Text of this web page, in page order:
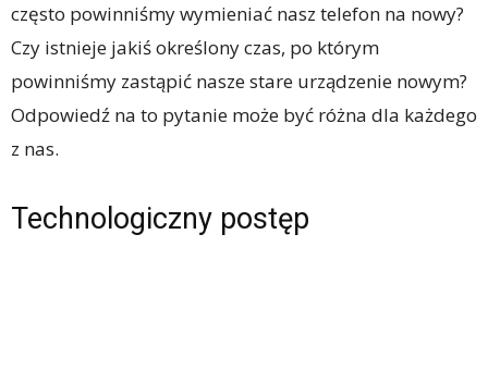
często powinniśmy wymieniać nasz telefon na nowy?
Czy istnieje jakiś określony czas, po którym
powinniśmy zastąpić nasze stare urządzenie nowym?
Odpowiedź na to pytanie może być różna dla każdego
z nas.
Technologiczny postęp